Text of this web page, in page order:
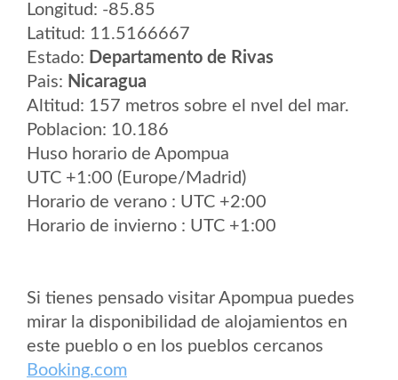
Longitud: -85.85
Latitud: 11.5166667
Estado: Departamento de Rivas
Pais: Nicaragua
Altitud: 157 metros sobre el nvel del mar.
Poblacion: 10.186
Huso horario de Apompua
UTC +1:00 (Europe/Madrid)
Horario de verano : UTC +2:00
Horario de invierno : UTC +1:00
Si tienes pensado visitar Apompua puedes
mirar la disponibilidad de alojamientos en
este pueblo o en los pueblos cercanos
Booking.com